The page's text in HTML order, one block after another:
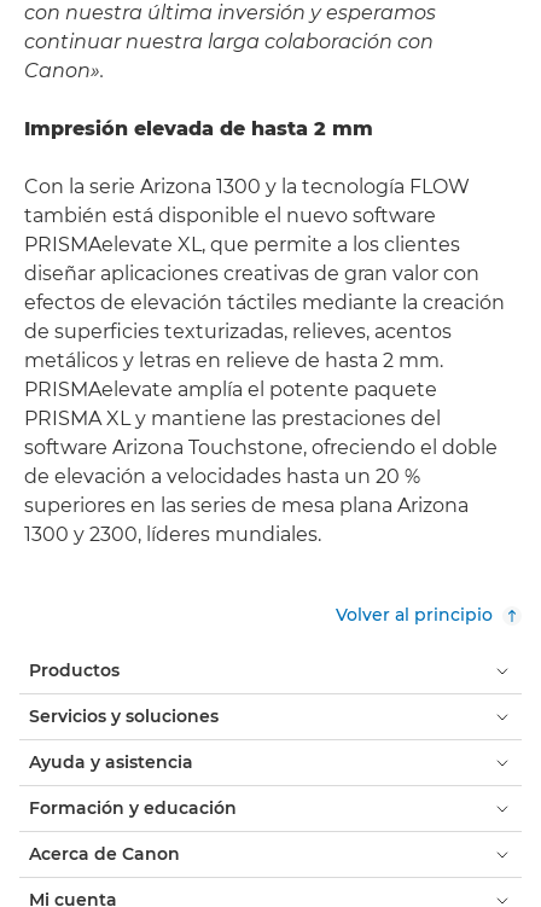
con nuestra última inversión y esperamos
continuar nuestra larga colaboración con
Canon».
Impresión elevada de hasta 2 mm
Con la serie Arizona 1300 y la tecnología FLOW
también está disponible el nuevo software
PRISMAelevate XL, que permite a los clientes
diseñar aplicaciones creativas de gran valor con
efectos de elevación táctiles mediante la creación
de superficies texturizadas, relieves, acentos
metálicos y letras en relieve de hasta 2 mm.
PRISMAelevate amplía el potente paquete
PRISMA XL y mantiene las prestaciones del
software Arizona Touchstone, ofreciendo el doble
de elevación a velocidades hasta un 20 %
superiores en las series de mesa plana Arizona
1300 y 2300, líderes mundiales.
Volver al principio
Productos
Servicios y soluciones
Ayuda y asistencia
Formación y educación
Acerca de Canon
Mi cuenta